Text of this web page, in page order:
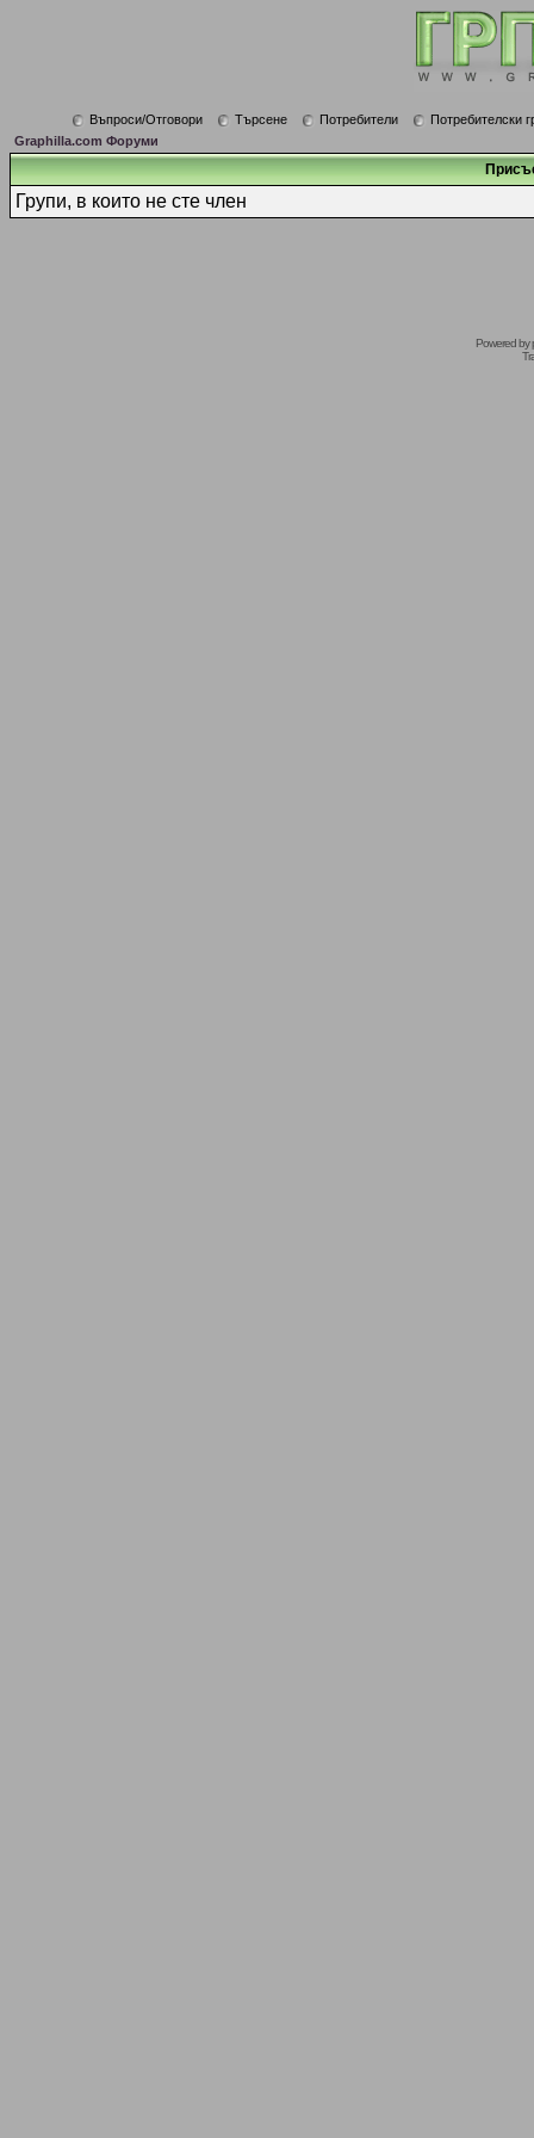
Въпроси/Отговори Търсене Потребители
Потребителски
Graphilla.com Форуми
Групи, в които не сте член
Powered by